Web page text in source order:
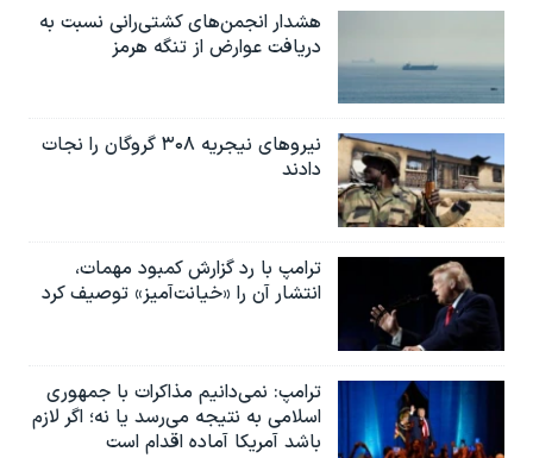
هشدار انجمن‌های کشتی‌رانی نسبت به
دریافت عوارض از تنگه هرمز
نیروهای نیجریه‌ ۳۰۸ گروگان را نجات
دادند
ترامپ با رد گزارش کمبود مهمات،
انتشار آن را «خیانت‌آمیز» توصیف کرد
ترامپ: نمی‌دانیم مذاکرات با جمهوری
اسلامی به نتیجه می‌رسد یا نه؛ اگر لازم
باشد آمریکا آماده اقدام است